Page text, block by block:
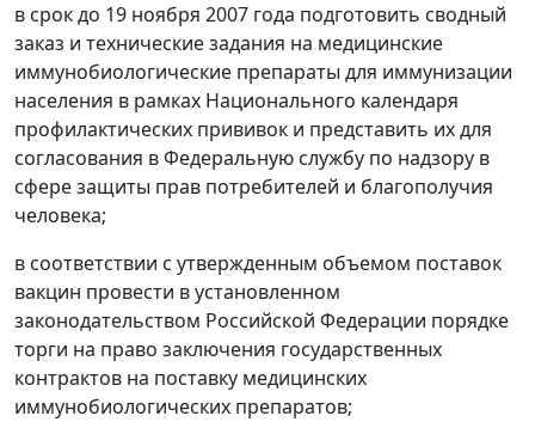
в срок до 19 ноября 2007 года подготовить сводный
заказ и технические задания на медицинские
иммунобиологические препараты для иммунизации
населения в рамках Национального календаря
профилактических прививок и представить их для
согласования в Федеральную службу по надзору в
сфере защиты прав потребителей и благополучия
человека;
в соответствии с утвержденным объемом поставок
вакцин провести в установленном
законодательством Российской Федерации порядке
торги на право заключения государственных
контрактов на поставку медицинских
иммунобиологических препаратов;